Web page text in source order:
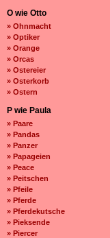
O wie Otto
» Ohnmacht
» Optiker
» Orange
» Orcas
» Ostereier
» Osterkorb
» Ostern
P wie Paula
» Paare
» Pandas
» Panzer
» Papageien
» Peace
» Peitschen
» Pfeile
» Pferde
» Pferdekutsche
» Pieksende
» Piercer